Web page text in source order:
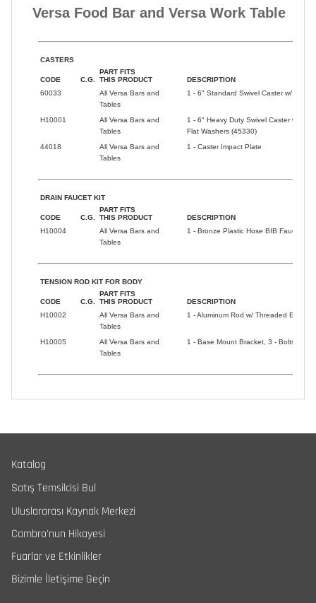
Katalog
Satış Temsilcisi Bul
Uluslararası Kaynak Merkezi
Cambro'nun Hikayesi
Fuarlar ve Etkinlikler
Bizimle İletişime Geçin